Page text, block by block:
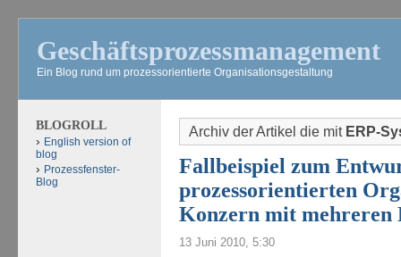
Geschäftsprozessmanagement
Ein Blog rund um prozessorientierte Organisationsgestaltung
Archiv der Artikel die mit ERP-
Fallbeispiel zum
prozessorientierten
Konzern mit mehreren
13 Juni 2010, 5:30
BLOGROLL
English version of
blog
Prozessfenster-
Blog